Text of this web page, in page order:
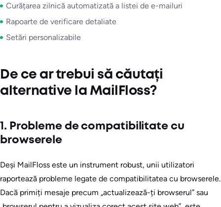
Curățarea zilnică automatizată a listei de e-mailuri
Rapoarte de verificare detaliate
Setări personalizabile
De ce ar trebui să căutați
alternative la MailFloss?
1. Probleme de compatibilitate cu
browserele
Deși MailFloss este un instrument robust, unii utilizatori
raportează probleme legate de compatibilitatea cu browserele.
Dacă primiți mesaje precum „actualizează-ți browserul” sau